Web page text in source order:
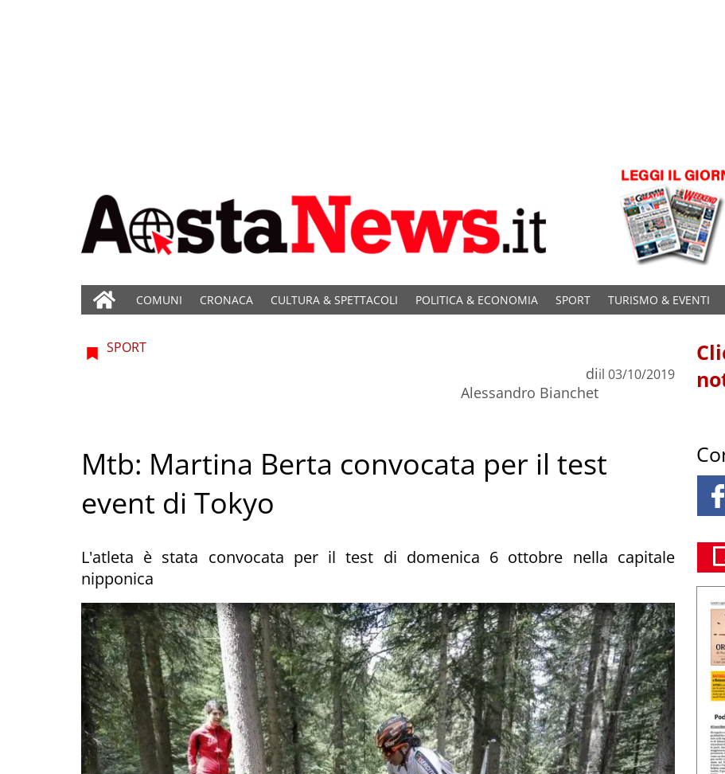
COMUNI CRONACA CULTURA & SPETTACOLI POLITICA & ECONOMIA SPORT TURISMO & EVENTI
SPORT
di
Alessandro Bianchet
il 03/10/2019
Mtb: Martina Berta convocata per il test
event di Tokyo
L'atleta è stata convocata per il test di domenica 6 ottobre nella capitale
nipponica